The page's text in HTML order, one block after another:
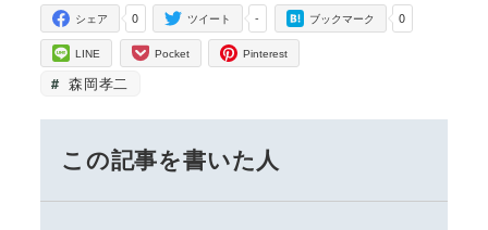
0
シェア -
ツイート 0
ブックマーク
LINE Pocket Pinterest
森岡孝二
この記事を書いた人